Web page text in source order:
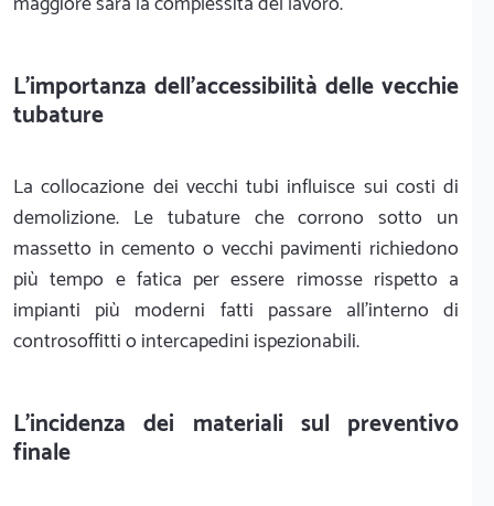
L'importanza dell'accessibilità delle vecchie
tubature
La collocazione dei vecchi tubi influisce sui costi di
demolizione. Le tubature che corrono sotto un
massetto in cemento o vecchi pavimenti richiedono
più tempo e fatica per essere rimosse rispetto a
impianti più moderni fatti passare all'interno di
controsoffitti o intercapedini ispezionabili.
L'incidenza dei materiali sul preventivo
finale